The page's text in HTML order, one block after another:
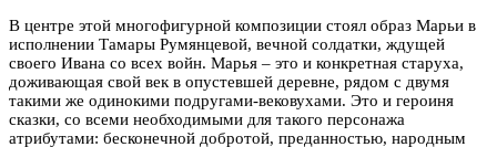
В центре этой многофигурной композиции стоял образ Марьи в
исполнении Тамары Румянцевой, вечной солдатки, ждущей
своего Ивана со всех войн. Марья – это и конкретная старуха,
доживающая свой век в опустевшей деревне, рядом с двумя
такими же одинокими подругами-вековухами. Это и героиня
сказки, со всеми необходимыми для такого персонажа
атрибутами: бесконечной добротой, преданностью, народным